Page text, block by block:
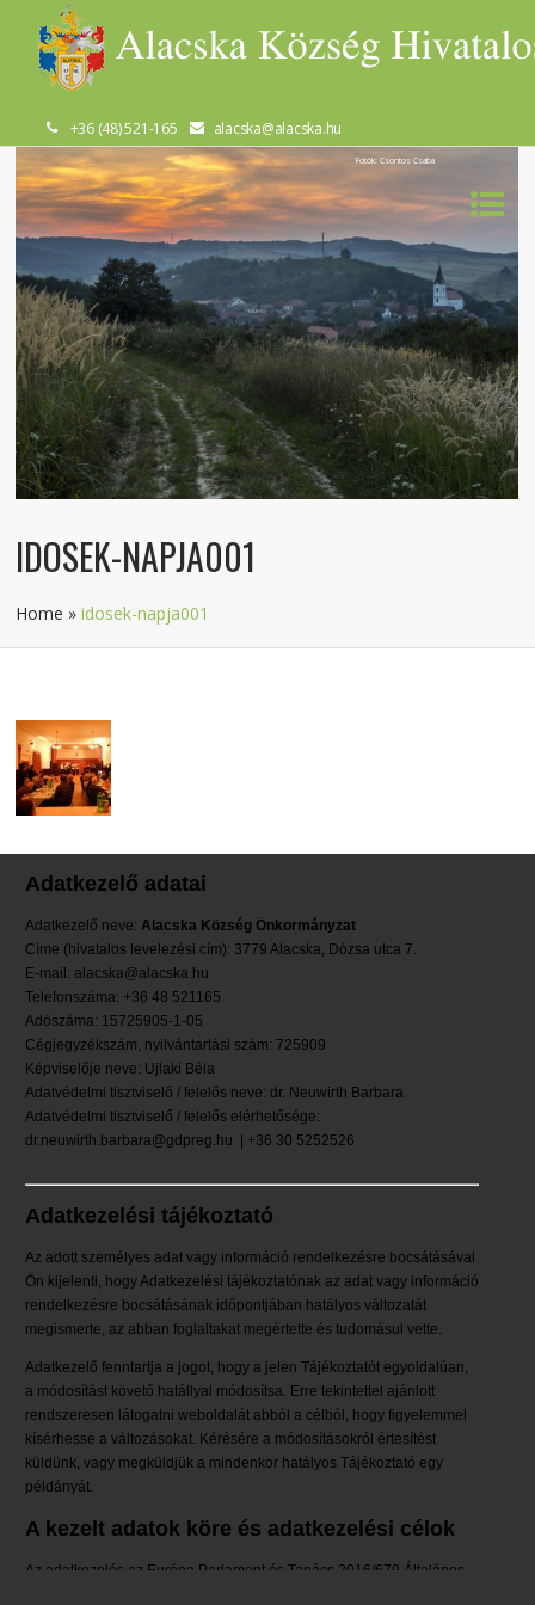
+36 (48) 521-165 alacska@alacska.hu
Fotók: Csontos Csaba
IDOSEK-NAPJA001
Home »idosek-napja001